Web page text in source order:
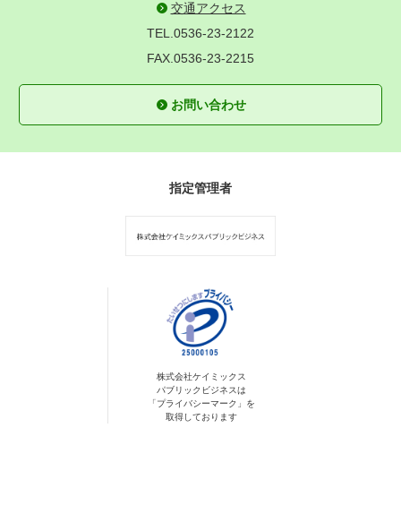
交通アクセス
TEL.0536-23-2122
FAX.0536-23-2215
お問い合わせ
指定管理者
株式会社ケイミックス
パブリックビジネスは
「プライバシーマーク」を
取得しております